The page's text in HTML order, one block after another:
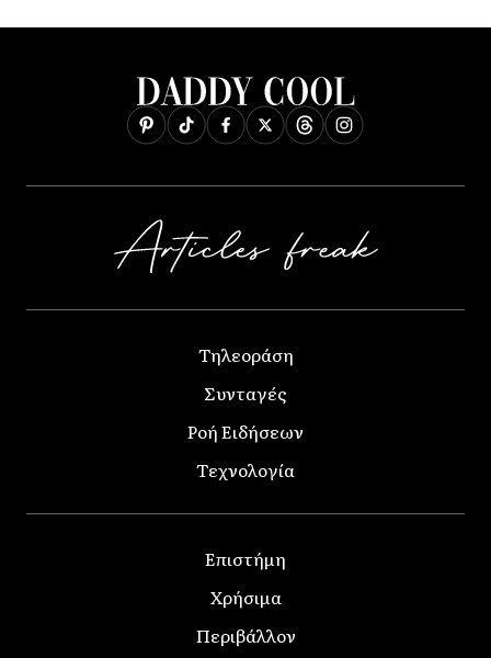
Τηλεοράση
Συνταγές
Ροή Ειδήσεων
Τεχνολογία
Επιστήμη
Χρήσιμα
Περιβάλλον